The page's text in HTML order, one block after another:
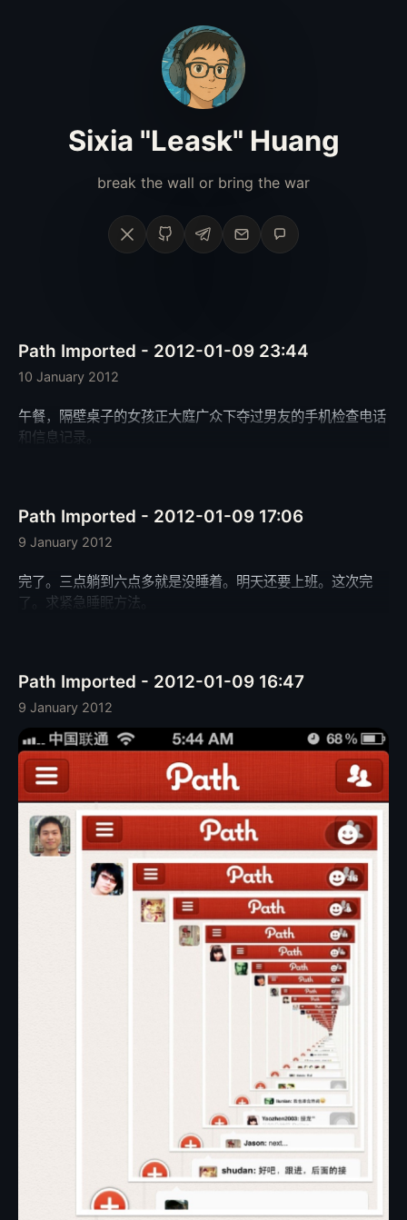
Sixia "Leask" Huang
break the wall or bring the war
X GitHubTelegram
Email Phone
Path Imported - 2012-01-09 23:44
10 January 2012
午餐，隔壁桌子的女孩正大庭广众下夺过男友的手机检查电话
和信息记录。
Path Imported - 2012-01-09 17:06
9 January 2012
完了。三点躺到六点多就是没睡着。明天还要上班。这次完
了。求紧急睡眠方法。
Path Imported - 2012-01-09 16:47
9 January 2012